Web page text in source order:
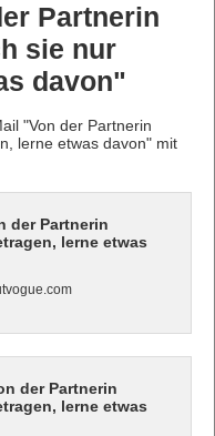
Partnerin
sie nur
davon"
"Von der Partnerin
lerne etwas davon" mit
der Partnerin
lerne etwas
der Partnerin
lerne etwas